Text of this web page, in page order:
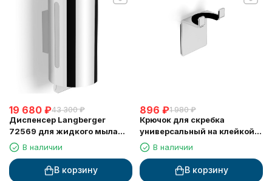
19 680 ₽43 300 ₽
Диспенсер Langberger
72569 для жидкого мыла
хромированный к стене
круглый 300 мл
В наличии
В корзину
896 ₽1 980 ₽
Крючок для скребка
универсальный на клейкой
основе LANGBERGER 75183-
10-00
В наличии
В корзину